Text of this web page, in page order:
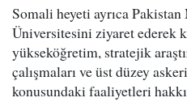
Somali heyeti ayrıca
Üniversitesini ziyaret ederek
yükseköğretim, stratejik
çalışmaları ve üst düzey
konusundaki faaliyetleri